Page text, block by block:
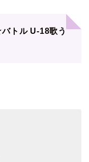
トル U-18歌う